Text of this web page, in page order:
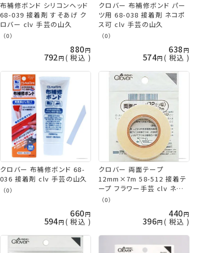
布補修ボンド シリコンヘッド
68-039 接着剤 すそあげ ク
ロバー clv 手芸の山久
（0）
880
792 税込
クロバー 布補修ボンド パー
ツ用 68-038 接着剤 ネコポ
ス可 clv 手芸の山久
（0）
638
574 税込
クロバー 布補修ボンド 68-
036 接着剤 clv 手芸の山久
（0）
660
594 税込
クロバー 両面テープ
12mm×7m 58-512 接着テ
ープ フラワー手芸 clv ネコ
ポス可 手芸の山久
（0）
440
396 税込